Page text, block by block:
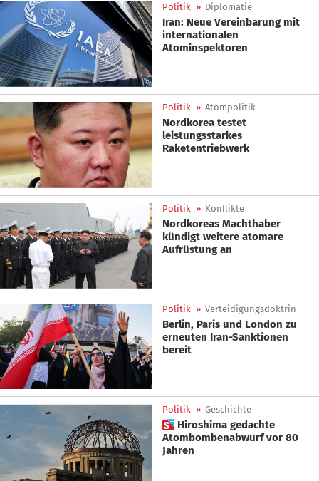
Politik » Diplomatie
Iran: Neue Vereinbarung mit
internationalen
Atominspektoren
Politik » Atompolitik
Nordkorea testet
leistungsstarkes
Raketentriebwerk
Politik » Konflikte
Nordkoreas Machthaber
kündigt weitere atomare
Aufrüstung an
Politik » Verteidigungsdoktrin
Berlin, Paris und London zu
erneuten Iran-Sanktionen
bereit
Politik » Geschichte
 Hiroshima gedachte
Atombombenabwurf vor 80
Jahren